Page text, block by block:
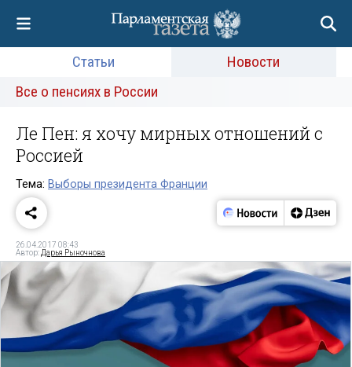
Статьи
Новости
Все о пенсиях в России
Ле Пен: я хочу мирных отношений с
Россией
Тема: Выборы президента Франции
26.04.2017 08:43
Автор: Дарья Рыночнова